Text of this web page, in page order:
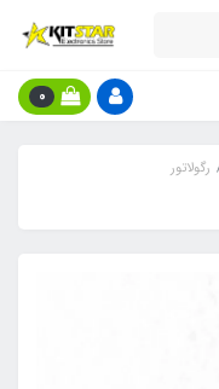
0
رگولاتور